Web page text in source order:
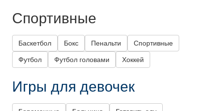
Спортивные
Баскетбол Бокс Пенальти Спортивные
Футбол Футбол головами Хоккей
Игры для девочек